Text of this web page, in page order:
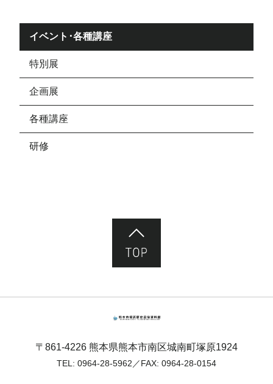
イベント･各種講座
特別展
企画展
各種講座
研修
〒861-4226 熊本県熊本市南区城南町塚原1924
TEL: 0964-28-5962 ／FAX: 0964-28-0154